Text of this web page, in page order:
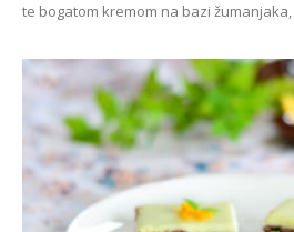
te bogatom kremom na bazi